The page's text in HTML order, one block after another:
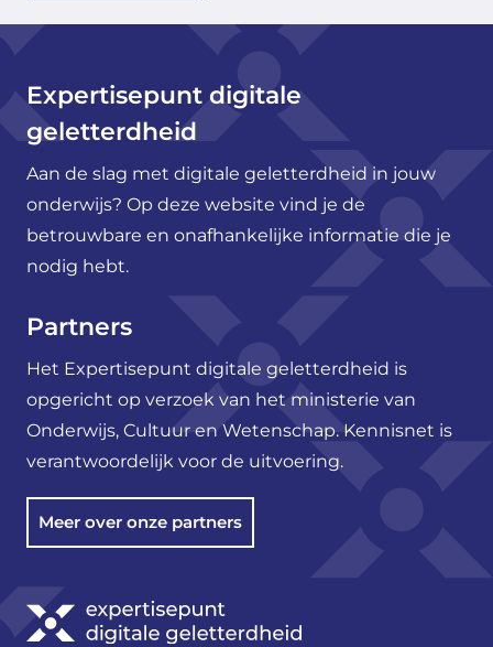
Expertisepunt digitale
geletterdheid
Aan de slag met digitale geletterdheid in jouw
onderwijs? Op deze website vind je de
betrouwbare en onafhankelijke informatie die je
nodig hebt.
Partners
Het Expertisepunt digitale geletterdheid is
opgericht op verzoek van het ministerie van
Onderwijs, Cultuur en Wetenschap. Kennisnet is
verantwoordelijk voor de uitvoering.
Meer over onze partners